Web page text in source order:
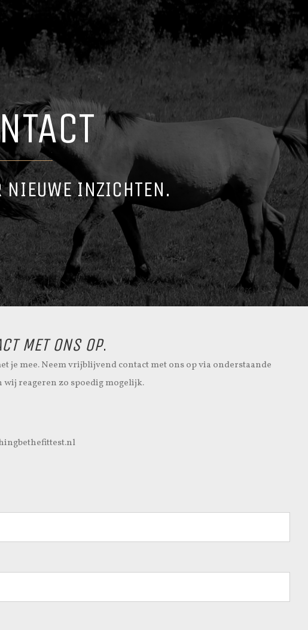
NIEUWE INZICHTEN.
MET ONS OP.
je mee. Neem vrijblijvend contact met ons op via onderstaande
reageren zo spoedig mogelijk.